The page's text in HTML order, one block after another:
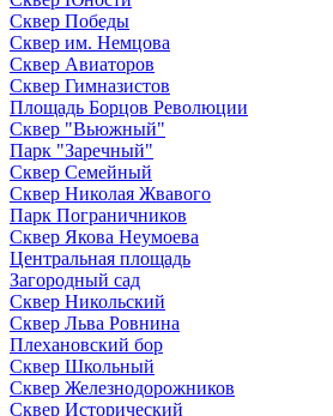
Сквер Победы
Сквер им. Немцова
Сквер Авиаторов
Сквер Гимназистов
Площадь Борцов Революции
Сквер "Вьюжный"
Парк "Заречный"
Сквер Семейный
Сквер Николая Жвавого
Парк Пограничников
Сквер Якова Неумоева
Центральная площадь
Загородный сад
Сквер Никольский
Сквер Льва Ровнина
Плехановский бор
Сквер Школьный
Сквер Железнодорожников
Сквер Исторический